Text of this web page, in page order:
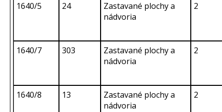
1640/5
24
Zastavané plochy a
nádvoria
2
1640/7 303
Zastavané plochy a
nádvoria
2
1640/8 13
Zastavané plochy a
nádvoria
2